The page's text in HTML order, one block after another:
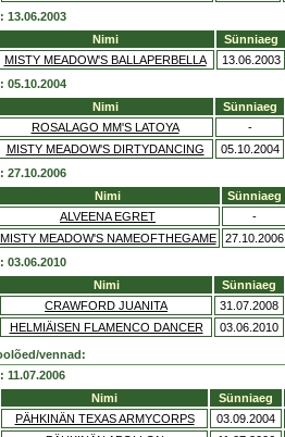
13.06.2003
Nimi Sünniaeg
MISTY MEADOW'S BALLAPERBELLA 13.06.2003
05.10.2004
Nimi Sünniaeg
ROSALAGO MM'S LATOYA -
MISTY MEADOW'S DIRTYDANCING 05.10.2004
27.10.2006
Nimi Sünniaeg
ALVEENA EGRET -
MISTY MEADOW'S NAMEOFTHEGAME 27.10.2006
03.06.2010
Nimi Sünniaeg
CRAWFORD JUANITA 31.07.2008
HELMIÄISEN FLAMENCO DANCER 03.06.2010
vennad:
Nimi Sünniaeg
PÄHKINÄN TEXAS ARMYCORPS 03.09.2004